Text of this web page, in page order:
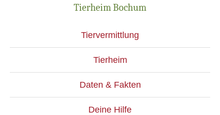
Tierheim Bochum
Tiervermittlung
Tierheim
Daten & Fakten
Deine Hilfe